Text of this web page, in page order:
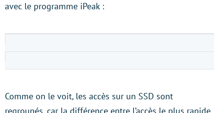
avec le programme iPeak :
Comme on le voit, les accès sur un SSD sont